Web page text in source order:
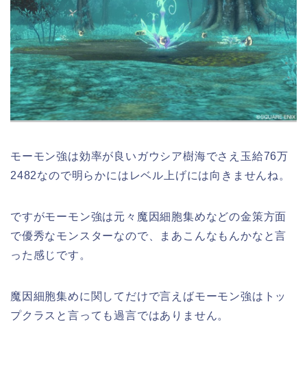
モーモン強は効率が良いガウシア樹海でさえ玉給76万
2482なので明らかにはレベル上げには向きませんね。
ですがモーモン強は元々魔因細胞集めなどの金策方面
で優秀なモンスターなので、まあこんなもんかなと言
った感じです。
魔因細胞集めに関してだけで言えばモーモン強はトッ
プクラスと言っても過言ではありません。